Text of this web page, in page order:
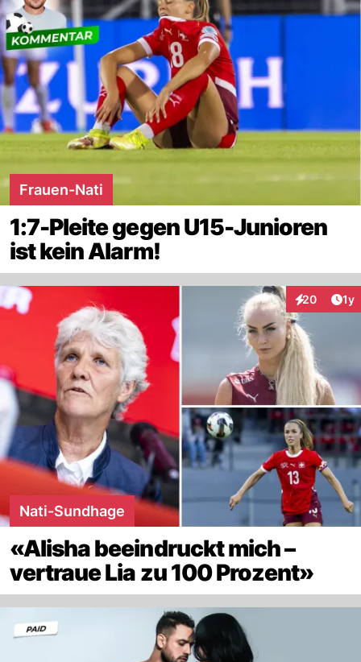
Frauen-Nati
1:7-Pleite gegen U15-Junioren
ist kein Alarm!
20 1y
Nati-Sundhage
«Alisha beeindruckt mich –
vertraue Lia zu 100 Prozent»